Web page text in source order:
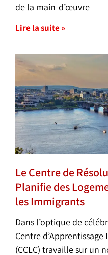
de la main-d’œuvre
Lire la suite »
Le Centre de
Planifie des
les Immigrants
Dans l’optique de
Centre
(CCLC) travaille sur un